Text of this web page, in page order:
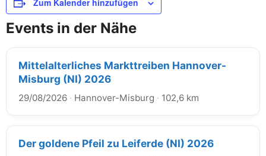
Zum Kalender hinzufügen
Events in der Nähe
Mittelalterliches Markttreiben Hannover-
Misburg (NI) 2026
29/08/2026 · Hannover-Misburg · 102,6 km
Der goldene Pfeil zu Leiferde (NI) 2026